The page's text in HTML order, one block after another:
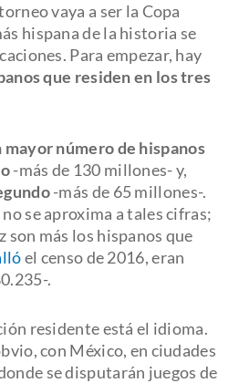
vaya a ser la Copa
hispana de la historia se
Para empezar, hay
que residen en los tres
mayor número de hispanos
-más de 130 millones- y,
-más de 65 millones-.
se aproxima a tales cifras;
son más los hispanos que
el censo de 2016, eran
.
residente está el idioma.
con México, en ciudades
se disputarán juegos de